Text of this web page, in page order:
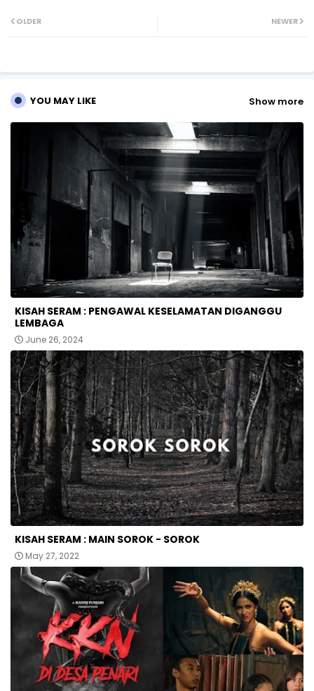
r ap
NEWER
OLDER
YOU MAY LIKE Show more
KISAH SERAM : PENGAWAL KESELAMATAN DIGANGGU
LEMBAGA
June 26, 2024
KISAH SERAM : MAIN SOROK - SOROK
May 27, 2022